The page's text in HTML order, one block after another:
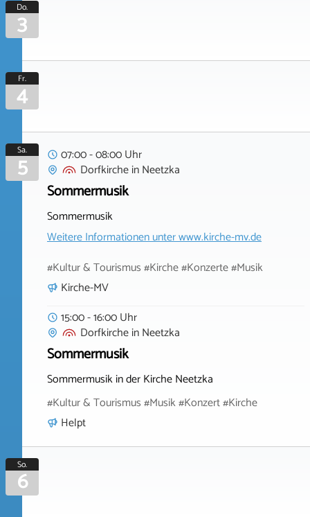
Do.
3
Fr.
4
Sa.
5
07:00 - 08:00 Uhr
DorfkircheinNeetzka
Sommermusik
Sommermusik
Weitere Informationen unterwww.kirche-mv.de
#Kultur & Tourismus #Kirche #Konzerte #Musik
Kirche-MV
15:00 - 16:00 Uhr
DorfkircheinNeetzka
Sommermusik
Sommermusik in der Kirche Neetzka
#Kultur & Tourismus #Musik #Konzert #Kirche
Helpt
So.
6